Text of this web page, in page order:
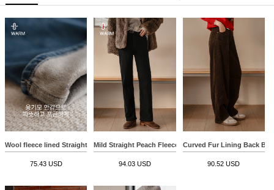
Wool fleece lined Straight Wide Pants
75.43 USD
Mild Straight Peach Fleece Lined Pants
94.03 USD
Curved Fur Lining Back
90.52 USD